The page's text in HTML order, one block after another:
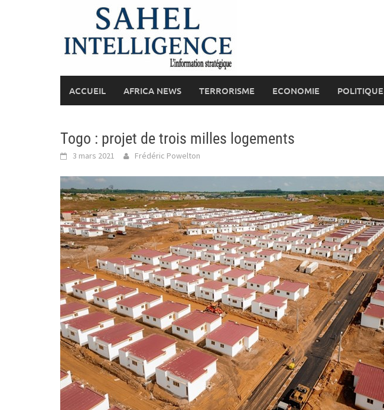
ACCUEIL AFRICA NEWS TERRORISME ECONOMIE POLITIQUE
Togo : projet de trois milles logements
3 mars 2021 Frédéric Powelton